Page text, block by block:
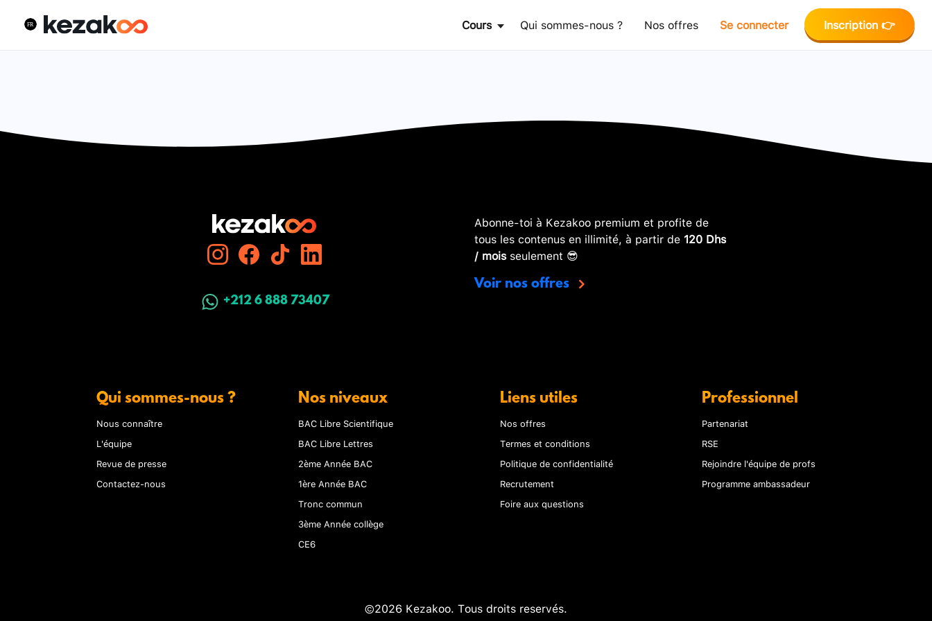
Cours Qui sommes-nous ? Nos offres Se connecter Inscription 👉
+212 6 888 73407
Abonne-toi à Kezakoo premium et profite de
tous les contenus en illimité, à partir de 120 Dhs
/ moisseulement 😎
Voir nos offres
Qui sommes-nous ?
Nous connaître
L'équipe
Revue de presse
Contactez-nous
Nos niveaux
BAC Libre Scientifique
BAC Libre Lettres
2ème Année BAC
1ère Année BAC
Tronc commun
3ème Année collège
CE6
Liens utiles
Nos offres
Termes et conditions
Politique de confidentialité
Recrutement
Foire aux questions
Professionnel
Partenariat
RSE
Rejoindre l'équipe de profs
Programme ambassadeur
©2026 Kezakoo. Tous droits reservés.